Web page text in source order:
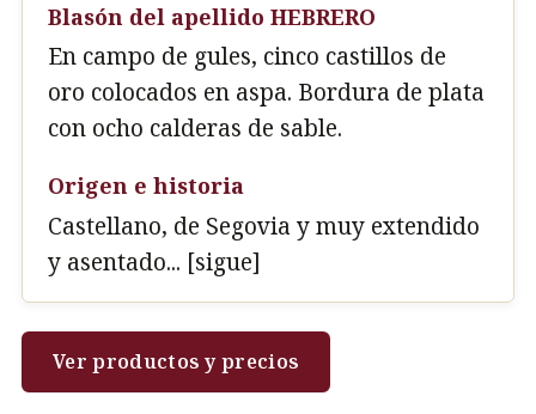
Blasón del apellido HEBRERO
En campo de gules, cinco castillos de
oro colocados en aspa. Bordura de plata
con ocho calderas de sable.
Origen e historia
Castellano, de Segovia y muy extendido
y asentado... [sigue]
Ver productos y precios